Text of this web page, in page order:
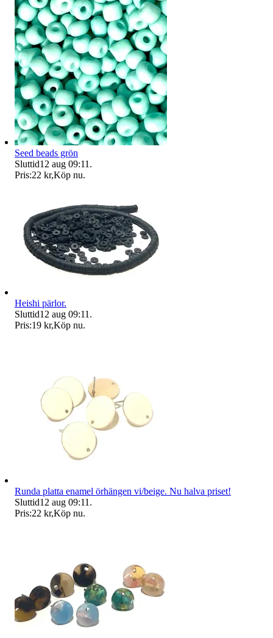
Seed beads grön
Sluttid12 aug 09:11 .
Pris:22 kr,Köp nu.
Heishi pärlor.
Sluttid12 aug 09:11 .
Pris:19 kr,Köp nu.
Runda platta enamel örhängen vi/beige. Nu halva priset!
Sluttid12 aug 09:11 .
Pris:22 kr,Köp nu.